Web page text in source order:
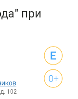
при
102